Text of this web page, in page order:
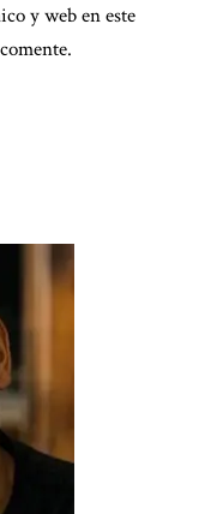
y web en este